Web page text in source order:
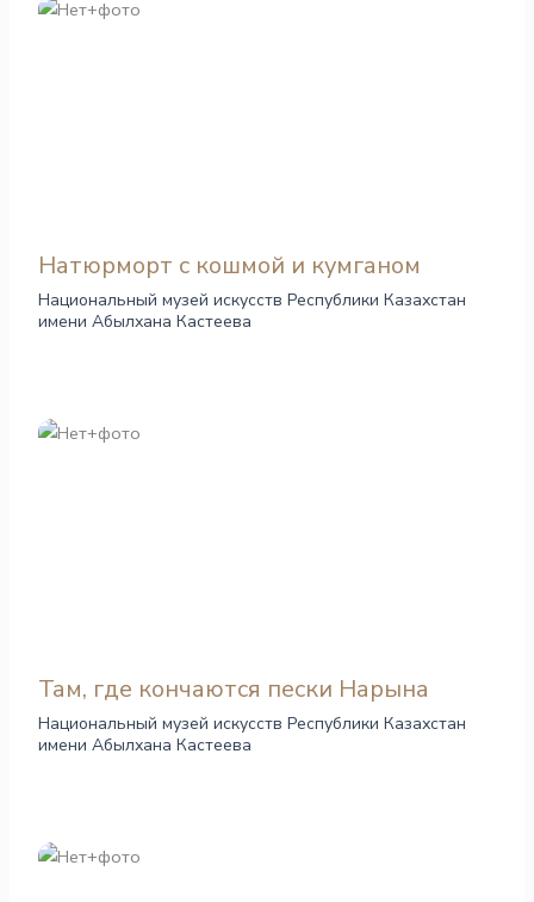
Натюрморт с кошмой и кумганом
Национальный музей искусств Республики Казахстан
имени Абылхана Кастеева
Там, где кончаются пески Нарына
Национальный музей искусств Республики Казахстан
имени Абылхана Кастеева